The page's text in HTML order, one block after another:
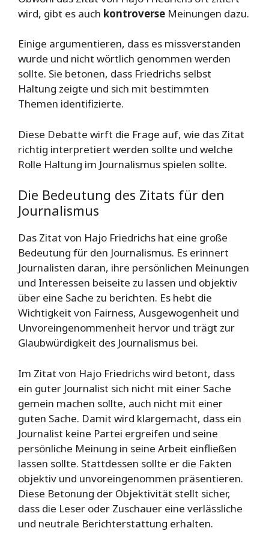
wird, gibt es auch kontroverse Meinungen dazu.
Einige argumentieren, dass es missverstanden
wurde und nicht wörtlich genommen werden
sollte. Sie betonen, dass Friedrichs selbst
Haltung zeigte und sich mit bestimmten
Themen identifizierte.
Diese Debatte wirft die Frage auf, wie das Zitat
richtig interpretiert werden sollte und welche
Rolle Haltung im Journalismus spielen sollte.
Die Bedeutung des Zitats für den
Journalismus
Das Zitat von Hajo Friedrichs hat eine große
Bedeutung für den Journalismus. Es erinnert
Journalisten daran, ihre persönlichen Meinungen
und Interessen beiseite zu lassen und objektiv
über eine Sache zu berichten. Es hebt die
Wichtigkeit von Fairness, Ausgewogenheit und
Unvoreingenommenheit hervor und trägt zur
Glaubwürdigkeit des Journalismus bei.
Im Zitat von Hajo Friedrichs wird betont, dass
ein guter Journalist sich nicht mit einer Sache
gemein machen sollte, auch nicht mit einer
guten Sache. Damit wird klargemacht, dass ein
Journalist keine Partei ergreifen und seine
persönliche Meinung in seine Arbeit einfließen
lassen sollte. Stattdessen sollte er die Fakten
objektiv und unvoreingenommen präsentieren.
Diese Betonung der Objektivität stellt sicher,
dass die Leser oder Zuschauer eine verlässliche
und neutrale Berichterstattung erhalten.